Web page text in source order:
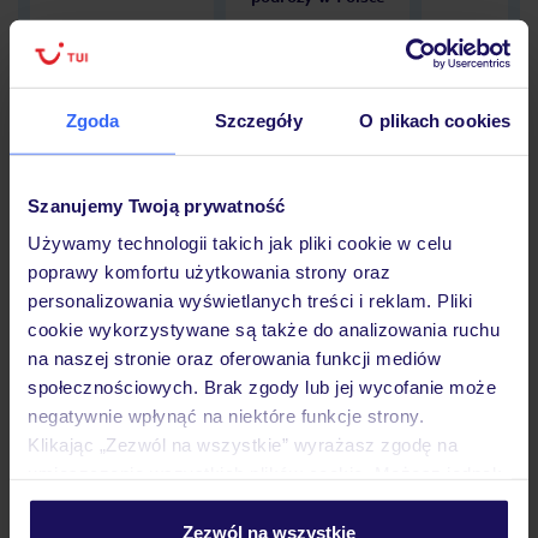
Zgoda Szczegóły O plikach cookies
Szanujemy Twoją prywatność
Używamy technologii takich jak pliki cookie w celu
poprawy komfortu użytkowania strony oraz
personalizowania wyświetlanych treści i reklam. Pliki
cookie wykorzystywane są także do analizowania ruchu
na naszej stronie oraz oferowania funkcji mediów
społecznościowych. Brak zgody lub jej wycofanie może
negatywnie wpłynąć na niektóre funkcje strony.
Klikając „Zezwól na wszystkie” wyrażasz zgodę na
personalizować swój wybór wchodząc w zakładkę
Zezwól na wszystkie
Hotel
Opinie
Pokoje
Wyżywienie
Atrakcje